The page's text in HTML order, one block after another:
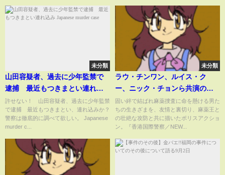
未分類
山田容疑者、過去に少年監禁で
逮捕 最近もつきまとい連れ込
み Japanese murder case
許せない！ 山田容疑者、過去に少年監禁
で逮捕 最近もつきまとい、連れ込みか？
警察は徹底的に調べて欲しい。 Japanese
murder c...
未分類
ラウ・チンワン、ルイス・ク
ー、ニック・チョンら共演の香
港アクションが上陸！映画『レ
クイエム 最後の銃弾』予告編
固い絆で結ばれ麻薬捜査に命を懸ける男た
ちの生きざまを、友情と裏切り、麻薬王と
の壮絶な攻防と共に描いたポリスアクショ
ン。『香港国際警察／NEW...